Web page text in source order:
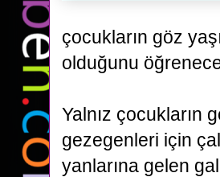
çocukların göz
olduğunu
Yalnız çocukların
gezegenleri için
yanlarına gelen